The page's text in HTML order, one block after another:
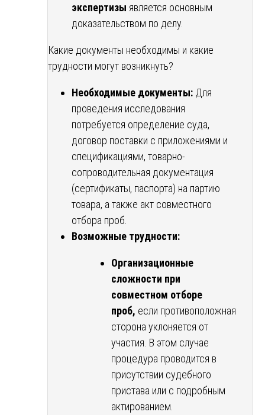
экспертизы является основным
доказательством по делу.
Какие документы необходимы и какие
трудности могут возникнуть?
Необходимые документы: Для
проведения исследования
потребуется определение суда,
договор поставки с приложениями и
спецификациями, товарно-
сопроводительная документация
(сертификаты, паспорта) на партию
товара, а также акт совместного
отбора проб.
Возможные трудности:
Организационные
сложности при
совместном отборе
проб, если противоположная
сторона уклоняется от
участия. В этом случае
процедура проводится в
присутствии судебного
пристава или с подробным
актированием.